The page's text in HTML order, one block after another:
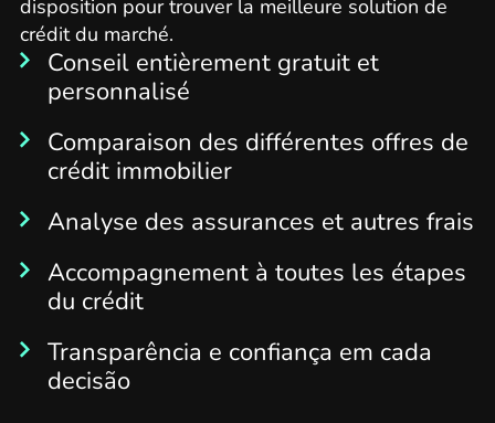
disposition pour trouver la meilleure solution de
crédit du marché.
Conseil entièrement gratuit et
personnalisé
Comparaison des différentes offres de
crédit immobilier
Analyse des assurances et autres frais
Accompagnement à toutes les étapes
du crédit
Transparência e confiança em cada
decisão